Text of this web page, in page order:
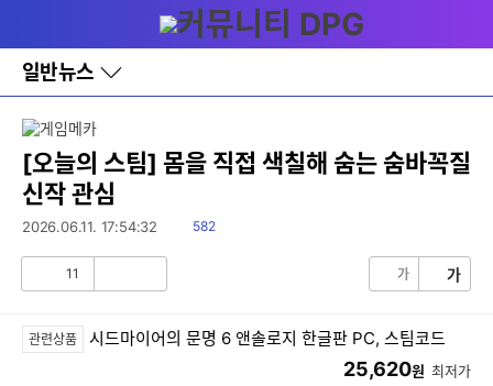
와
홈
일반뉴스
바
로
레
이
어
창
토
[오늘의 스팀] 몸을 직접 색칠해 숨는 숨바꼭질
신작 관심
2026.06.11. 17:54:32
읽
582
11 가 가
관련상품 시드마이어의 문명 6 앤솔로지 한글판 PC, 스팀코드
25,620원 최저가